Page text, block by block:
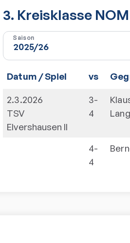
3. Kreisklasse
Saison
Datum / Spiel vs
2.3.2026
TSV
Elvershausen II
3-
4
4-
4